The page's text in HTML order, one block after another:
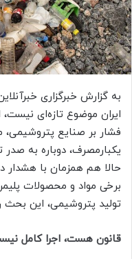
ی
ل
به گزارش خبرگزاری
ایران موضوع تازه‌ای نیست،
فشار بر صنایع
یکبارمصرف، دوباره به صدر
حالا هم همزمان با هشدار
برخی مواد و محصولات
تولید پتروشیمی، این
قانون هست، اجرا کامل